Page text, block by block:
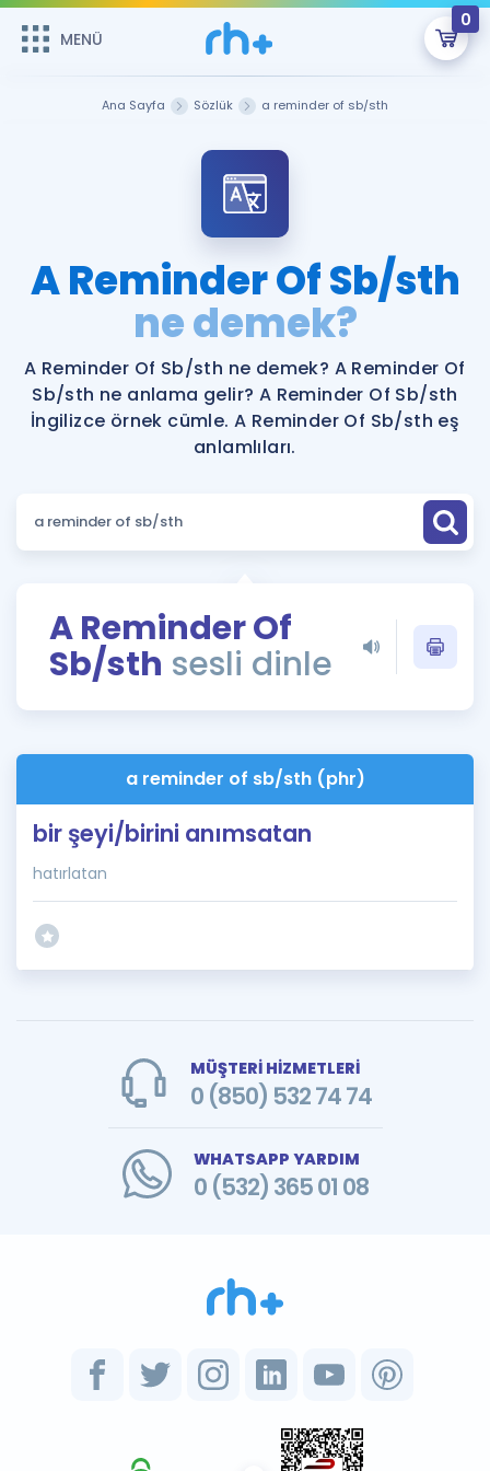
MENÜ
0
Şifremi Hatırlamıyorum
Sepetin Şu An Boş.
Remzi Hoca ile seni sınava hazırlayacak onlarca eğitim seni
bekliyor!
MENÜ
Faydalı Araçlar
Ücretsiz Kaynaklar
Puan Hesaplama
ÖSYM Sınav Takvimi
Kampanyalar
Blog
İngilizce Gramer
Blog
İngilizce Gramer
Kariyer
Ana Sayfa Sözlük a reminder of sb/sth
A Reminder Of Sb/sth
ne demek?
A Reminder Of Sb/sth ne demek? A Reminder Of
Sb/sth ne anlama gelir? A Reminder Of Sb/sth
İngilizce örnek cümle. A Reminder Of Sb/sth eş
anlamlıları.
A Reminder Of
Sb/sth sesli dinle
a reminder of sb/sth (phr)
bir şeyi/birini anımsatan
hatırlatan
MÜŞTERİ HİZMETLERİ
0 (850) 532 74 74
WHATSAPP YARDIM
0 (532) 365 01 08